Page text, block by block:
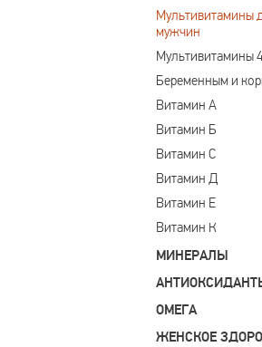
Мультивитамины
мужчин
Мультивитамины
Беременным и
Витамин А
Витамин Б
Витамин С
Витамин Д
Витамин Е
Витамин К
МИНЕРАЛЫ
ОМЕГА
ЖЕНСКОЕ